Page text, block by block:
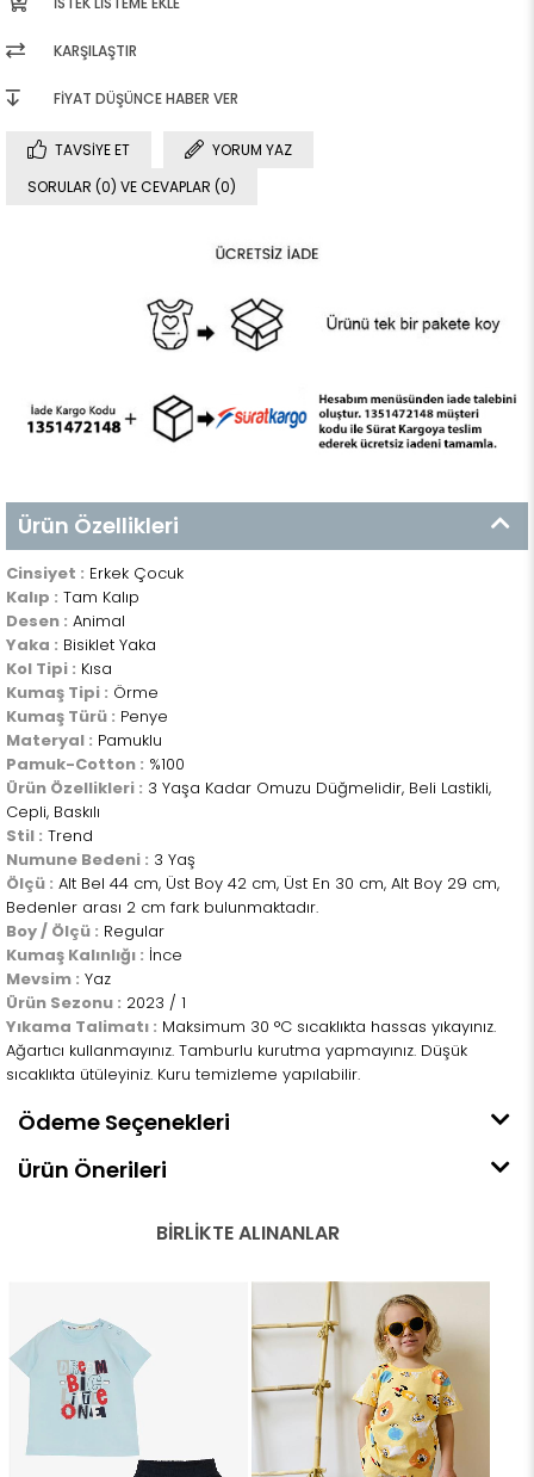
KARŞILAŞTIR
FIYAT DÜŞÜNCE HABER VER
TAVSIYE ET
YORUM YAZ
SORULAR (0) VE CEVAPLAR (0)
Ürün Özellikleri
Cinsiyet : Erkek Çocuk
Kalıp : Tam Kalıp
Desen : Animal
Yaka : Bisiklet Yaka
Kol Tipi : Kısa
Kumaş Tipi : Örme
Kumaş Türü : Penye
Materyal : Pamuklu
Pamuk-Cotton : %100
Ürün Özellikleri : 3 Yaşa Kadar Omuzu Düğmelidir, Beli Lastikli,
Cepli, Baskılı
Stil : Trend
Numune Bedeni : 3 Yaş
Ölçü : Alt Bel 44 cm, Üst Boy 42 cm, Üst En 30 cm, Alt Boy 29 cm,
Bedenler arası 2 cm fark bulunmaktadır.
Boy / Ölçü : Regular
Kumaş Kalınlığı : İnce
Mevsim : Yaz
Ürün Sezonu : 2023 / 1
Yıkama Talimatı : Maksimum 30 °C sıcaklıkta hassas yıkayınız.
Ağartıcı kullanmayınız. Tamburlu kurutma yapmayınız. Düşük
sıcaklıkta ütüleyiniz. Kuru temizleme yapılabilir.
Ödeme Seçenekleri
Ürün Önerileri